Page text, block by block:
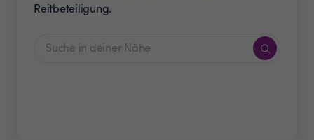
Reitbeteiligung.